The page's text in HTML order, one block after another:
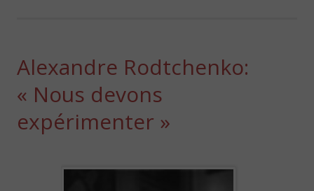
Alexandre Rodtchenko:
« Nous devons
expérimenter »